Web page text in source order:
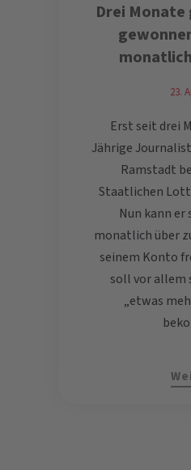
Drei Monate
23.
Erst seit drei
Jährige
Ramstadt
Staatlichen
Nun kann er
monatlich über
seinem Konto
soll vor allem
„etwas